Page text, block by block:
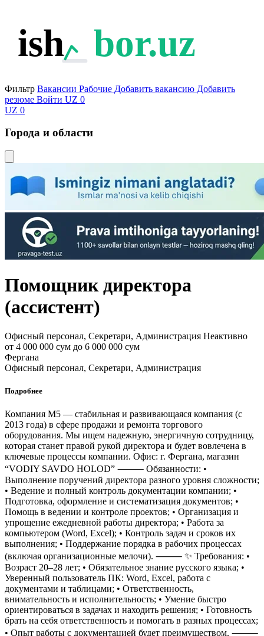
ish bor.uz
Фильтр Вакансии Рабочие Добавить вакансию Добавить
резюме Войти UZ 0
UZ 0
Города и области
Помощник директора
(ассистент)
Офисный персонал, Секретари, Администрация Неактивно
от 4 000 000 сум до 6 000 000 сум
Фергана
Офисный персонал, Секретари, Администрация
Подробнее
Компания M5 — стабильная и развивающаяся компания (с
2013 года) в сфере продажи и ремонта торгового
оборудования. Мы ищем надежную, энергичную сотрудницу,
которая станет правой рукой директора и будет вовлечена в
ключевые процессы компании. Офис: г. Фергана, магазин
“VODIY SAVDO HOLOD” ⸻ Обязанности: •
Выполнение поручений директора разного уровня сложности;
• Ведение и полный контроль документации компании; •
Подготовка, оформление и систематизация документов; •
Помощь в ведении и контроле проектов; • Организация и
упрощение ежедневной работы директора; • Работа за
компьютером (Word, Excel); • Контроль задач и сроков их
выполнения; • Поддержание порядка в рабочих процессах
(включая организационные мелочи). ⸻ ✨ Требования: •
Возраст 20–28 лет; • Обязательное знание русского языка; •
Уверенный пользователь ПК: Word, Excel, работа с
документами и таблицами; • Ответственность,
внимательность и исполнительность; • Умение быстро
ориентироваться в задачах и находить решения; • Готовность
брать на себя ответственность и помогать в разных процессах;
• Опыт работы с документацией будет преимуществом. ⸻